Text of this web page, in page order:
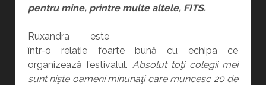
pentru mine, printre multe altele, FITS.
Ruxandra este
într-o relaţie foarte bună cu echipa ce
organizează festivalul. Absolut toţi colegii mei
sunt nişte oameni minunaţi care muncesc 20 de